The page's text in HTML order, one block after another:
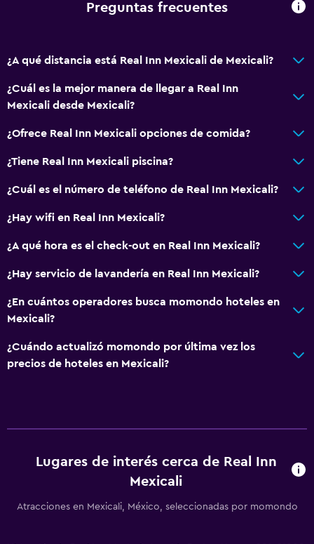
Preguntas frecuentes
¿A qué distancia está Real Inn Mexicali de Mexicali?
¿Cuál es la mejor manera de llegar a Real Inn
Mexicali desde Mexicali?
¿Ofrece Real Inn Mexicali opciones de comida?
¿Tiene Real Inn Mexicali piscina?
¿Cuál es el número de teléfono de Real Inn Mexicali?
¿Hay wifi en Real Inn Mexicali?
¿A qué hora es el check-out en Real Inn Mexicali?
¿Hay servicio de lavandería en Real Inn Mexicali?
¿En cuántos operadores busca momondo hoteles en
Mexicali?
¿Cuándo actualizó momondo por última vez los
precios de hoteles en Mexicali?
Lugares de interés cerca de Real Inn
Mexicali
Atracciones en Mexicali, México, seleccionadas por momondo